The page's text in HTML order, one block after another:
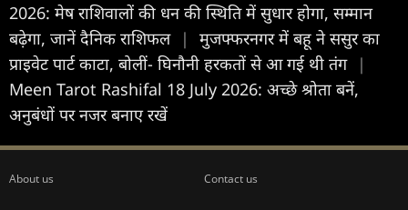
2026: मेष राशिवालों की धन की स्थिति में सुधार होगा, सम्मान
बढ़ेगा, जानें दैनिक राशिफल |
मुजफ्फरनगर में बहू ने ससुर का
प्राइवेट पार्ट काटा, बोलीं- घिनौनी हरकतों से आ गई थी तंग |
Meen Tarot Rashifal 18 July 2026: अच्छे श्रोता बनें,
अनुबंधों पर नजर बनाए रखें
About us Contact us